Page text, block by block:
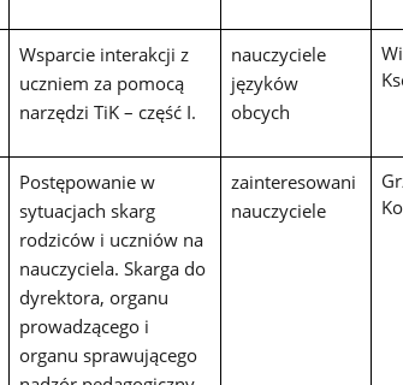
Wsparcie interakcji z
uczniem za pomocą
narzędzi TiK – część I.
nauczyciele
języków
obcych
Postępowanie w
sytuacjach skarg
rodziców i uczniów na
nauczyciela. Skarga do
dyrektora, organu
prowadzącego i
organu sprawującego
zainteresowani
nauczyciele